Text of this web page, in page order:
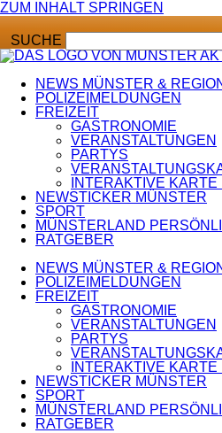
ZUM INHALT SPRINGEN
SUCHE
NEWS MÜNSTER &
POLIZEIMELDUNGEN
FREIZEIT
GASTRONOMIE
VERANSTALTUNGEN
PARTYS
INTERAKTIVE
NEWSTICKER MÜNSTER
SPORT
MÜNSTERLAND
RATGEBER
NEWS MÜNSTER &
POLIZEIMELDUNGEN
FREIZEIT
GASTRONOMIE
VERANSTALTUNGEN
PARTYS
INTERAKTIVE
NEWSTICKER MÜNSTER
SPORT
MÜNSTERLAND
RATGEBER
ANZEIGE